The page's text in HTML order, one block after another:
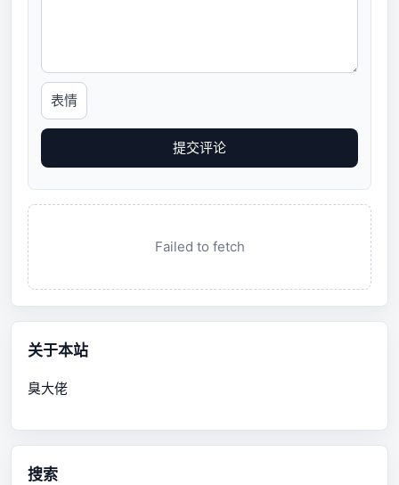
表情
提交评论
Failed to fetch
关于本站
臭大佬
搜索